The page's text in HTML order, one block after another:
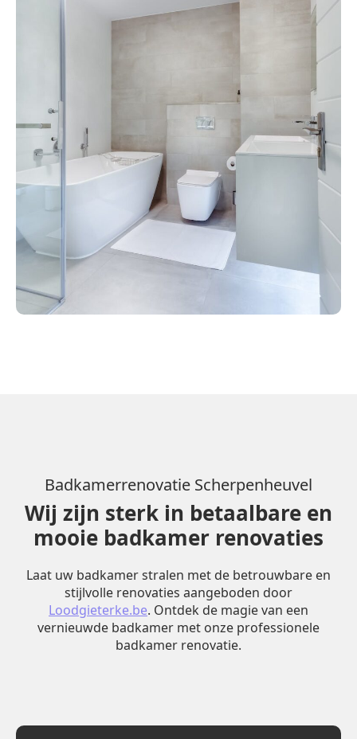
Badkamerrenovatie Scherpenheuvel
Wij zijn sterk in betaalbare en
mooie badkamer renovaties
Laat uw badkamer stralen met de betrouwbare en
stijlvolle renovaties aangeboden door
Loodgieterke.be. Ontdek de magie van een
vernieuwde badkamer met onze professionele
badkamer renovatie.